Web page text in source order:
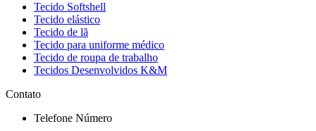
Tecido Softshell
Tecido elástico
Tecido de lã
Tecido para uniforme médico
Tecido de roupa de trabalho
Tecidos Desenvolvidos K&M
Contato
Telefone Número